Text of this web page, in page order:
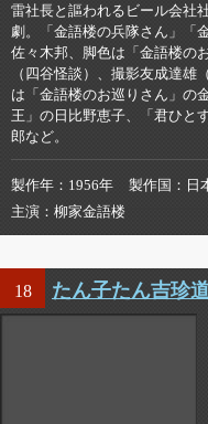
雷社長と謳われるビール会社
劇。「金語楼の兵隊さん」「
佐々木邦、脚色は「金語楼の
（四谷怪談）、撮影友成達
は「金語楼のお巡りさん」の
王」の日比野恵子、「君ひ
郎など。
製作年 1956年 製作国 日
主演
柳家金語楼
18 たん子たん吉珍